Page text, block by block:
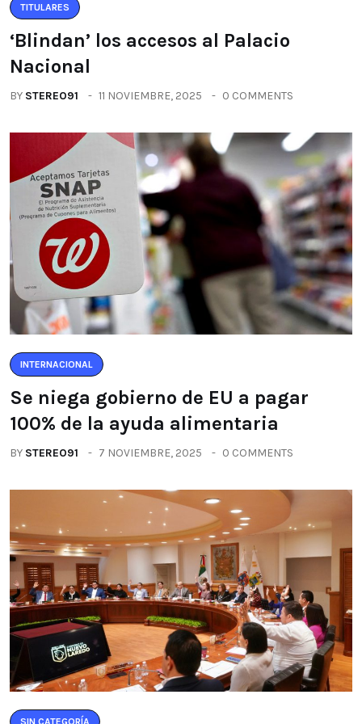
TITULARES
‘Blindan’ los accesos al Palacio
Nacional
BY STEREO91 11 NOVIEMBRE, 2025 0 COMMENTS
INTERNACIONAL
Se niega gobierno de EU a pagar
100% de la ayuda alimentaria
BY STEREO91 7 NOVIEMBRE, 2025 0 COMMENTS
SIN CATEGORÍA